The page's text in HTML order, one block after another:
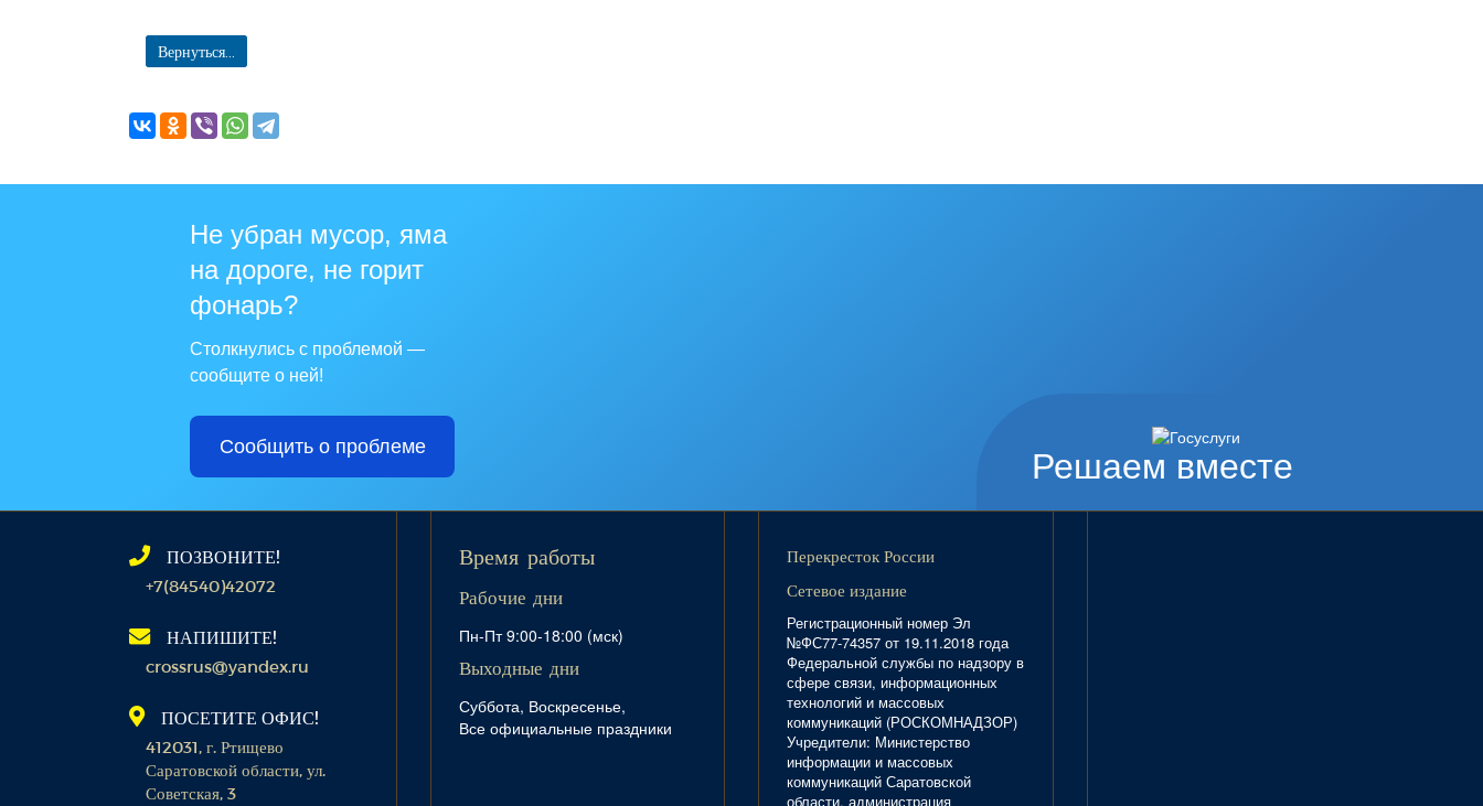
Вернуться...
Решаем вместе
Не убран мусор, яма
на дороге, не горит
фонарь?
Столкнулись с проблемой —
сообщите о ней!
Сообщить о проблеме
ПОЗВОНИТЕ!
+7(84540)42072
НАПИШИТЕ!
crossrus@yandex.ru
ПОСЕТИТЕ ОФИС!
412031, г. Ртищево
Саратовской области, ул.
Советская, 3
Время работы
Рабочие дни
Пн-Пт 9:00-18:00 (мск)
Выходные дни
Суббота, Воскресенье,
Все официальные праздники
Перекресток России
Сетевое издание
Регистрационный номер Эл
№ФС77-74357 от 19.11.2018 года
Федеральной службы по надзору в
сфере связи, информационных
технологий и массовых
коммуникаций (РОСКОМНАДЗОР)
Учредители: Министерство
информации и массовых
коммуникаций Саратовской
области, администрация